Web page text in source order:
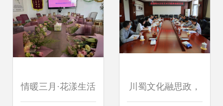
情暖三月·花漾生活 川蜀文化融思政，